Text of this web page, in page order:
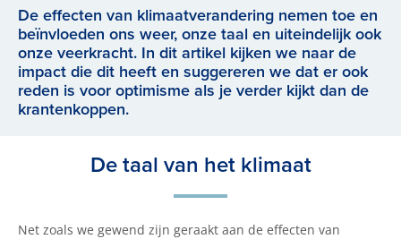
De effecten van klimaatverandering nemen toe en
beïnvloeden ons weer, onze taal en uiteindelijk ook
onze veerkracht. In dit artikel kijken we naar de
impact die dit heeft en suggereren we dat er ook
reden is voor optimisme als je verder kijkt dan de
krantenkoppen.
De taal van het klimaat
Net zoals we gewend zijn geraakt aan de effecten van